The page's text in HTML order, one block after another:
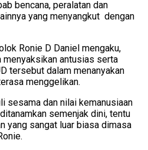
bencana, peralatan dan
yang menyangkut dengan
Ronie D Daniel mengaku,
menyaksikan antusias serta
tersebut dalam menanyakan
menggelikan.
sesama dan nilai kemanusiaan
semenjak dini, tentu
yang sangat luar biasa dimasa